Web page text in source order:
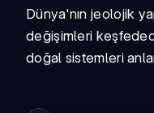
Dünya'nın jeolojik
değişimleri
doğal sistemleri